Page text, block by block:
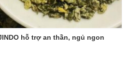
hỗ trợ an thần, ngủ ngon